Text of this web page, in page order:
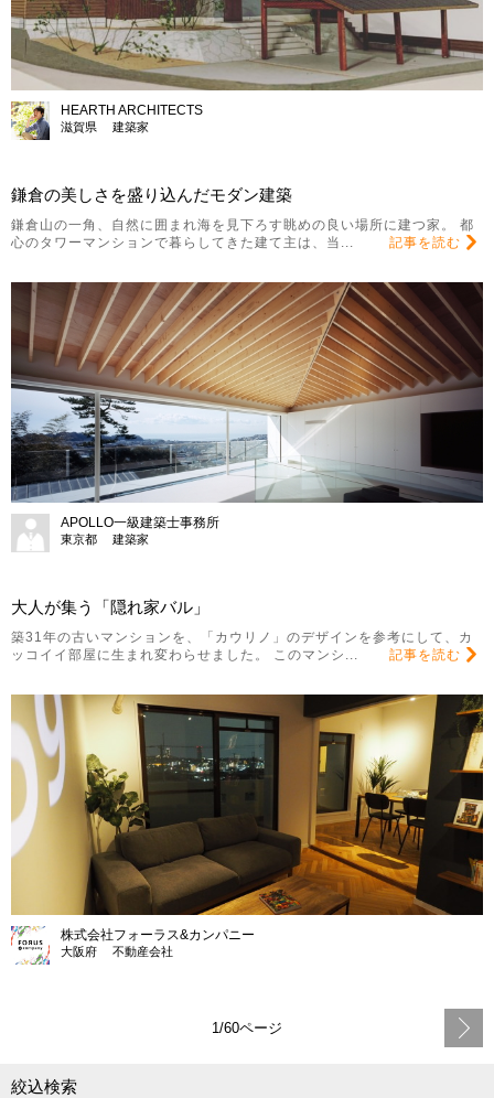
HEARTH ARCHITECTS
滋賀県 建築家
鎌倉の美しさを盛り込んだモダン建築
鎌倉山の一角、自然に囲まれ海を見下ろす眺めの良い場所に建つ家。 都
心のタワーマンションで暮らしてきた建て主は、当...
記事を読む
APOLLO一級建築士事務所
東京都 建築家
大人が集う「隠れ家バル」
築31年の古いマンションを、「カウリノ」のデザインを参考にして、カ
ッコイイ部屋に生まれ変わらせました。 このマンシ...
記事を読む
株式会社フォーラス&カンパニー
大阪府 不動産会社
1/60ページ
絞込検索